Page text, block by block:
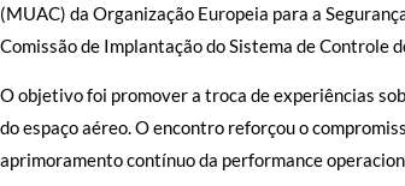
(MUAC) da Organização Europeia para a
Comissão de Implantação do Sistema de Controle
O objetivo foi promover a troca de experiências
do espaço aéreo. O encontro reforçou o
aprimoramento contínuo da performance